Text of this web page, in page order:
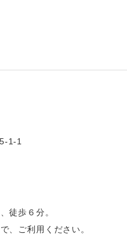
1-1
徒歩６分。
、ご利用ください。